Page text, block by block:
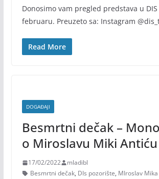
Donosimo vam pregled predstava u
februaru. Preuzeto sa: Instagram
Read More
DOGAĐAJI
Besmrtni dečak –
o Miroslavu Miki Antiću
17/02/2022
mladibl
Besmrtni dečak, DIs pozorište, MIroslav